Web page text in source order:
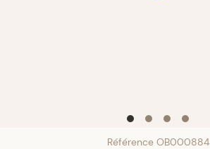
Référence OB000884